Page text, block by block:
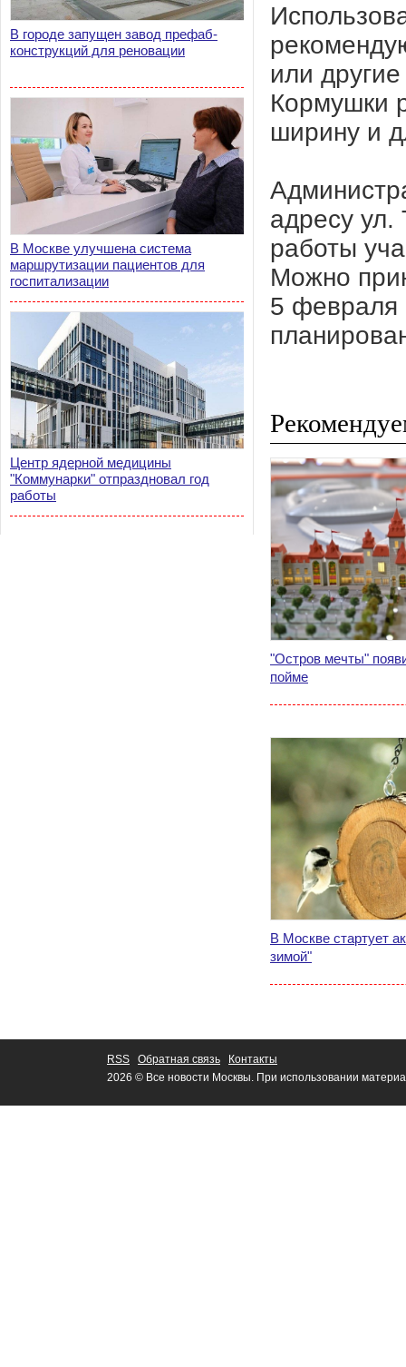
В городе запущен завод префаб-
конструкций для реновации
В Москве улучшена система
маршрутизации пациентов для
госпитализации
Центр ядерной медицины
"Коммунарки" отпраздновал год
работы
или
Кормушки
ширину и
адресу ул.
работы
Можно
5 февраля
"Остров мечты"
пойме
В Москве стартует
зимой"
RSS Обратная связь
Контакты
2026 © Все новости Москвы. При использовании